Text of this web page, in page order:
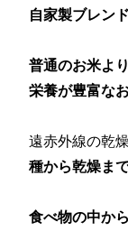
自家製ブレン
普通のお米よ
栄養が豊富な
遠赤外線の乾
種から乾燥ま
食べ物の中か